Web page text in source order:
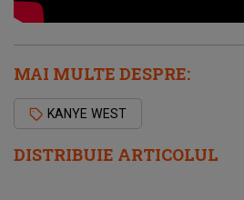
DISTRIBUIE ARTICOLUL
MAI MULTE DESPRE:
KANYE WEST